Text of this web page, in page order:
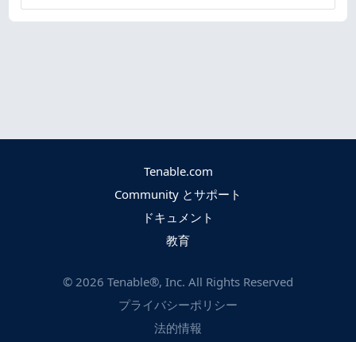
Tenable.com
Community とサポート
ドキュメント
教育
© 2026 Tenable®, Inc. All Rights Reserved
プライバシーポリシー
法的情報